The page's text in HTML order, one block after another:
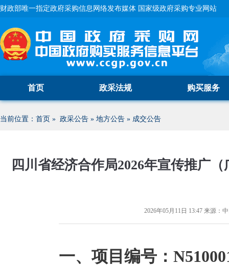
财政部唯一指定政府采购信息网络发布媒体 国家级政府采购专业网站
首页 政采法规 购买服务
当前位置： 首页 » 政采公告 » 地方公告 » 成交公告
四川省经济合作局2026年宣传推广
2026年05月11日 13:47 来源：
一、项目编号：